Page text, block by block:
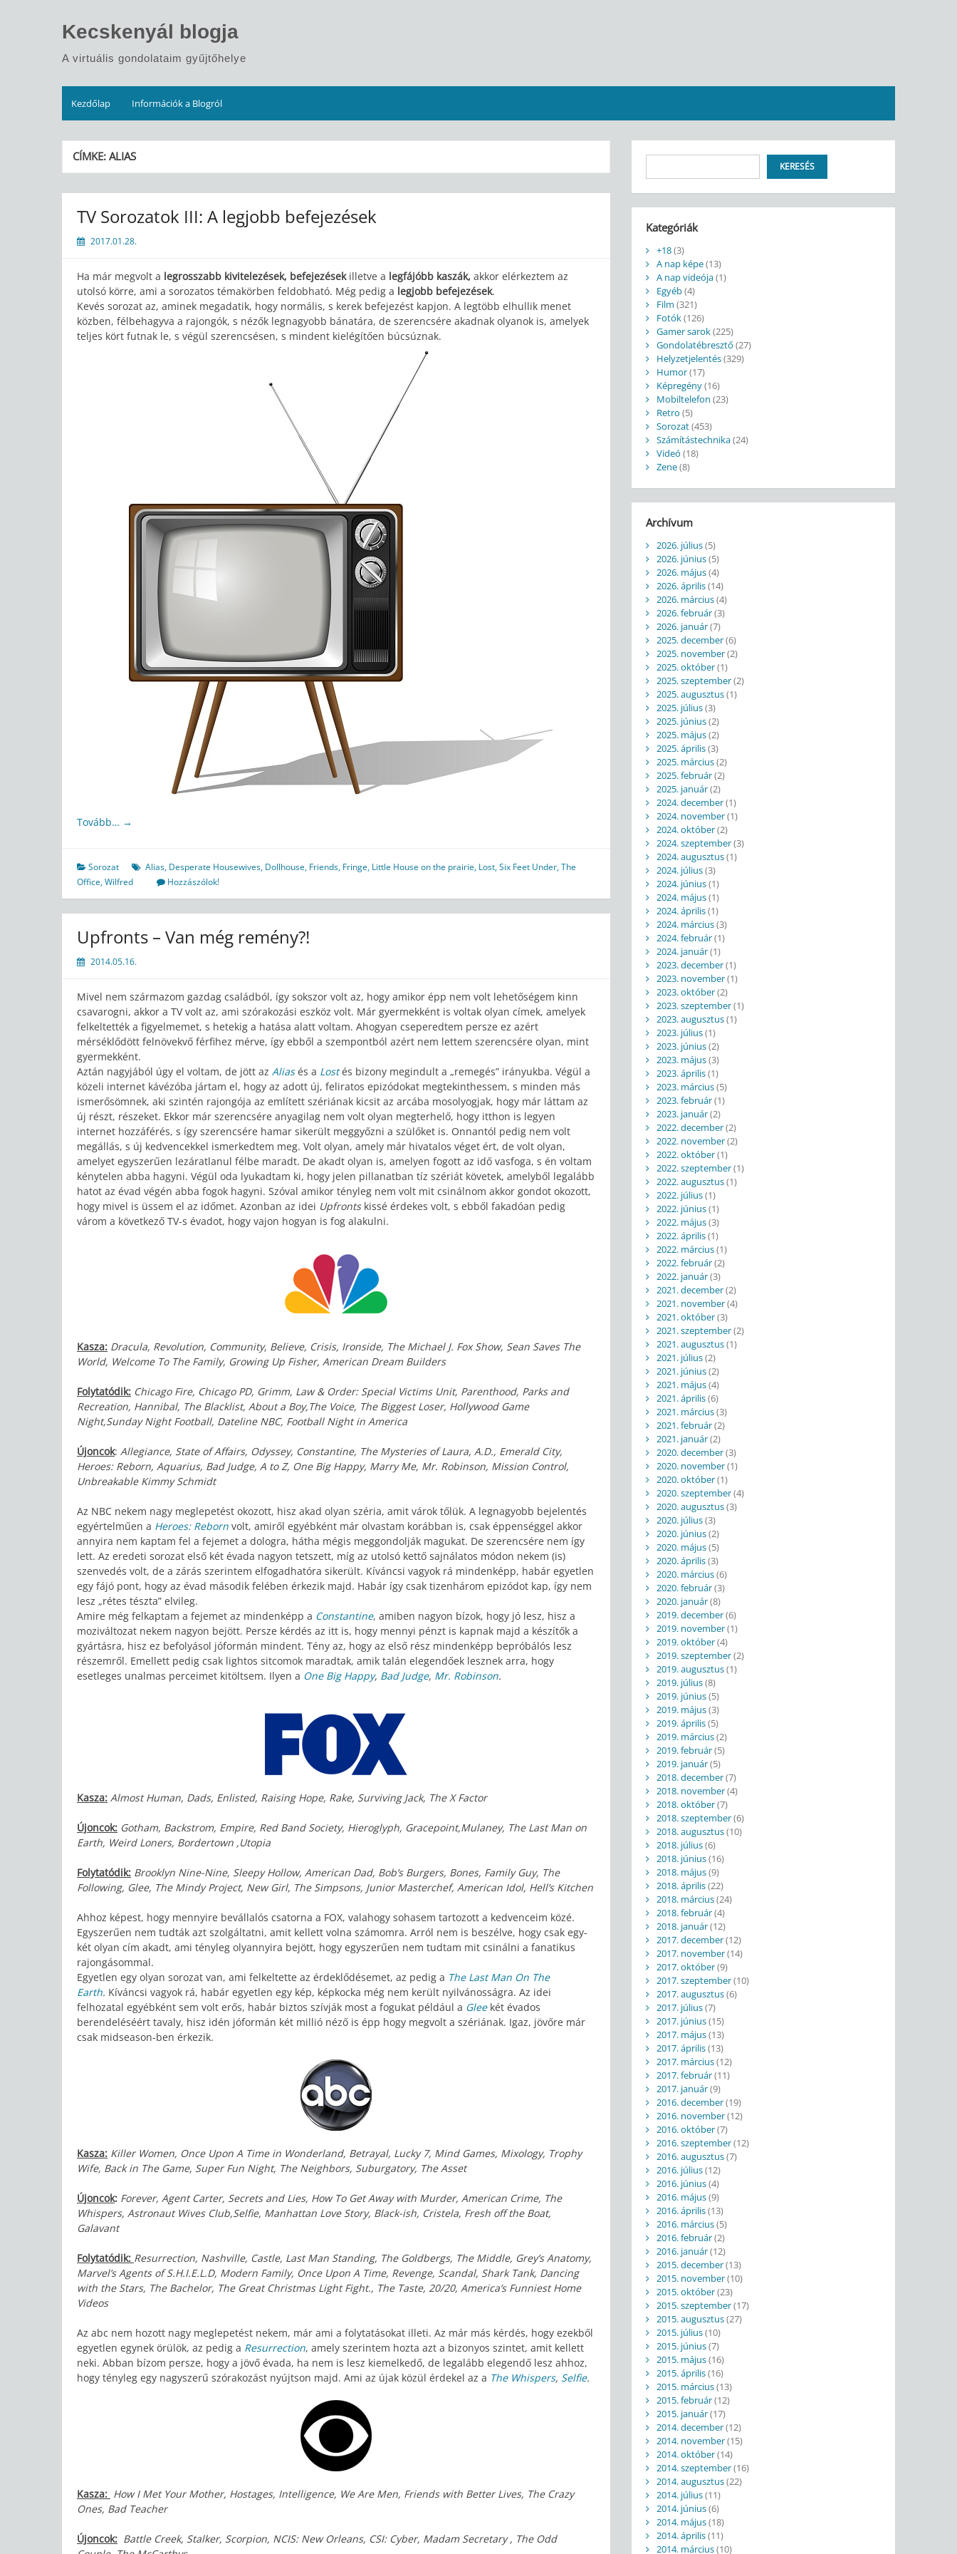
Kecskenyál blogja
A virtuális gondolataim gyűjtőhelye
Kezdőlap Információk a Blogról
CÍMKE:ALIAS
TV Sorozatok III: A legjobb befejezések
2017.01.28.
Ha már megvolt a legrosszabb kivitelezések, befejezések illetve a legfájóbb kaszák, akkor elérkeztem az
utolsó körre, ami a sorozatos témakörben feldobható. Még pedig a legjobb befejezések.
Kevés sorozat az, aminek megadatik, hogy normális, s kerek befejezést kapjon. A legtöbb elhullik menet
közben, félbehagyva a rajongók, s nézők legnagyobb bánatára, de szerencsére akadnak olyanok is, amelyek
teljes kört futnak le, s végül szerencsésen, s mindent kielégítően búcsúznak.
Tovább… →
Sorozat Alias, Desperate Housewives, Dollhouse, Friends, Fringe, Little House on the prairie, Lost,Six Feet Under,The
Office,Wilfred Hozzászólok!
Upfronts – Van még remény?!
2014.05.16.
Mivel nem származom gazdag családból, így sokszor volt az, hogy amikor épp nem volt lehetőségem kinn
csavarogni, akkor a TV volt az, ami szórakozási eszköz volt. Már gyermekként is voltak olyan címek, amelyek
felkeltették a figyelmemet, s hetekig a hatása alatt voltam. Ahogyan cseperedtem persze ez azért
mérséklődött felnövekvő férfihez mérve, így ebből a szempontból azért nem lettem szerencsére olyan, mint
gyermekként.
Aztán nagyjából úgy el voltam, de jött az Alias és a Lost és bizony megindult a „remegés” irányukba. Végül a
közeli internet kávézóba jártam el, hogy az adott új, feliratos epizódokat megtekinthessem, s minden más
ismerősömnek, aki szintén rajongója az említett szériának kicsit az arcába mosolyogjak, hogy már láttam az
új részt, részeket. Ekkor már szerencsére anyagilag nem volt olyan megterhelő, hogy itthon is legyen
internet hozzáférés, s így szerencsére hamar sikerült meggyőzni a szülőket is. Onnantól pedig nem volt
megállás, s új kedvencekkel ismerkedtem meg. Volt olyan, amely már hivatalos véget ért, de volt olyan,
amelyet egyszerűen lezáratlanul félbe maradt. De akadt olyan is, amelyen fogott az idő vasfoga, s én voltam
kénytelen abba hagyni. Végül oda lyukadtam ki, hogy jelen pillanatban tíz szériát követek, amelyből legalább
hatot az évad végén abba fogok hagyni. Szóval amikor tényleg nem volt mit csinálnom akkor gondot okozott,
hogy mivel is üssem el az időmet. Azonban az idei Upfrontskissé érdekes volt, s ebből fakadóan pedig
várom a következő TV-s évadot, hogy vajon hogyan is fog alakulni.
Kasza: Dracula, Revolution, Community, Believe, Crisis, Ironside, The Michael J. Fox Show, Sean Saves The
World, Welcome To The Family, Growing Up Fisher, American Dream Builders
Folytatódik: Chicago Fire, Chicago PD, Grimm, Law & Order: Special Victims Unit, Parenthood, Parks and
Recreation, Hannibal, The Blacklist, About a Boy,The Voice, The Biggest Loser, Hollywood Game
Night,Sunday Night Football, Dateline NBC, Football Night in America
Újoncok: Allegiance, State of Affairs, Odyssey, Constantine, The Mysteries of Laura, A.D., Emerald City,
Heroes: Reborn, Aquarius, Bad Judge, A to Z, One Big Happy, Marry Me, Mr. Robinson, Mission Control,
Unbreakable Kimmy Schmidt
Az NBC nekem nagy meglepetést okozott, hisz akad olyan széria, amit várok tőlük. A legnagyobb bejelentés
egyértelműen a Heroes: Reborn volt, amiről egyébként már olvastam korábban is, csak éppenséggel akkor
annyira nem kaptam fel a fejemet a dologra, hátha mégis meggondolják magukat. De szerencsére nem így
lett. Az eredeti sorozat első két évada nagyon tetszett, míg az utolsó kettő sajnálatos módon nekem (is)
szenvedés volt, de a zárás szerintem elfogadhatóra sikerült. Kíváncsi vagyok rá mindenképp, habár egyetlen
egy fájó pont, hogy az évad második felében érkezik majd. Habár így csak tizenhárom epizódot kap, így nem
lesz „rétes tészta” elvileg.
Amire még felkaptam a fejemet az mindenképp a Constantine, amiben nagyon bízok, hogy jó lesz, hisz a
moziváltozat nekem nagyon bejött. Persze kérdés az itt is, hogy mennyi pénzt is kapnak majd a készítők a
gyártásra, hisz ez befolyásol jóformán mindent. Tény az, hogy az első rész mindenképp bepróbálós lesz
részemről. Emellett pedig csak lightos sitcomok maradtak, amik talán elegendőek lesznek arra, hogy
esetleges unalmas perceimet kitöltsem. Ilyen a One Big Happy, Bad Judge, Mr. Robinson.
Kasza: Almost Human, Dads, Enlisted, Raising Hope, Rake, Surviving Jack, The X Factor
Újoncok: Gotham, Backstrom, Empire, Red Band Society, Hieroglyph, Gracepoint,Mulaney, The Last Man on
Earth, Weird Loners, Bordertown ,Utopia
Folytatódik: Brooklyn Nine-Nine, Sleepy Hollow, American Dad, Bob’s Burgers, Bones, Family Guy, The
Following, Glee, The Mindy Project, New Girl, The Simpsons, Junior Masterchef, American Idol, Hell’s Kitchen
Ahhoz képest, hogy mennyire bevállalós csatorna a FOX, valahogy sohasem tartozott a kedvenceim közé.
Egyszerűen nem tudták azt szolgáltatni, amit kellett volna számomra. Arról nem is beszélve, hogy csak egy-
két olyan cím akadt, ami tényleg olyannyira bejött, hogy egyszerűen nem tudtam mit csinálni a fanatikus
rajongásommal.
Egyetlen egy olyan sorozat van, ami felkeltette az érdeklődésemet, az pedig a The Last Man On The
Earth. Kíváncsi vagyok rá, habár egyetlen egy kép, képkocka még nem került nyilvánosságra. Az idei
felhozatal egyébként sem volt erős, habár biztos szívják most a fogukat például a Gleekét évados
berendeléséért tavaly, hisz idén jóformán két millió néző is épp hogy megvolt a szériának. Igaz, jövőre már
csak midseason-ben érkezik.
Kasza: Killer Women, Once Upon A Time in Wonderland, Betrayal, Lucky 7, Mind Games, Mixology, Trophy
Wife, Back in The Game, Super Fun Night, The Neighbors, Suburgatory, The Asset
Újoncok: Forever, Agent Carter, Secrets and Lies, How To Get Away with Murder, American Crime, The
Whispers, Astronaut Wives Club,Selfie, Manhattan Love Story, Black-ish, Cristela, Fresh off the Boat,
Galavant
Folytatódik: Resurrection, Nashville, Castle, Last Man Standing, The Goldbergs, The Middle, Grey’s Anatomy,
Marvel’s Agents of S.H.I.E.L.D, Modern Family, Once Upon A Time, Revenge, Scandal, Shark Tank, Dancing
with the Stars, The Bachelor, The Great Christmas Light Fight., The Taste, 20/20, America’s Funniest Home
Videos
Az abc nem hozott nagy meglepetést nekem, már ami a folytatásokat illeti. Az már más kérdés, hogy ezekből
egyetlen egynek örülök, az pedig a Resurrection, amely szerintem hozta azt a bizonyos szintet, amit kellett
neki. Abban bízom persze, hogy a jövő évada, ha nem is lesz kiemelkedő, de legalább elegendő lesz ahhoz,
hogy tényleg egy nagyszerű szórakozást nyújtson majd. Ami az újak közül érdekel az a The Whispers, Selfie.
Kasza: How I Met Your Mother, Hostages, Intelligence, We Are Men, Friends with Better Lives, The Crazy
Ones, Bad Teacher
Újoncok: Battle Creek, Stalker, Scorpion, NCIS: New Orleans, CSI: Cyber, Madam Secretary , The Odd
KERESÉS
Kategóriák
+18(3)
A nap képe(13)
A nap videója(1)
Egyéb(4)
Film (321)
Fotók(126)
Gamer sarok(225)
Gondolatébresztő (27)
Helyzetjelentés(329)
Humor(17)
Képregény(16)
Mobiltelefon (23)
Retro (5)
Sorozat(453)
Számítástechnika(24)
Videó (18)
Zene(8)
Archívum
2026. július(5)
2026. június(5)
2026. május(4)
2026. április(14)
2026. március(4)
2026. február(3)
2026. január(7)
2025. december(6)
2025. november(2)
2025. október(1)
2025. szeptember(2)
2025. augusztus(1)
2025. július(3)
2025. június(2)
2025. május(2)
2025. április(3)
2025. március(2)
2025. február(2)
2025. január(2)
2024. december(1)
2024. november(1)
2024. október(2)
2024. szeptember(3)
2024. augusztus(1)
2024. július(3)
2024. június(1)
2024. május(1)
2024. április(1)
2024. március(3)
2024. február(1)
2024. január(1)
2023. december(1)
2023. november(1)
2023. október(2)
2023. szeptember(1)
2023. augusztus(1)
2023. július(1)
2023. június(2)
2023. május(3)
2023. április(1)
2023. március(5)
2023. február(1)
2023. január(2)
2022. december(2)
2022. november(2)
2022. október(1)
2022. szeptember(1)
2022. augusztus(1)
2022. július(1)
2022. június(1)
2022. május(3)
2022. április(1)
2022. március(1)
2022. február(2)
2022. január(3)
2021. december(2)
2021. november(4)
2021. október(3)
2021. szeptember(2)
2021. augusztus(1)
2021. július(2)
2021. június(2)
2021. május(4)
2021. április(6)
2021. március(3)
2021. február(2)
2021. január(2)
2020. december(3)
2020. november(1)
2020. október(1)
2020. szeptember(4)
2020. augusztus(3)
2020. július(3)
2020. június(2)
2020. május(5)
2020. április(3)
2020. március(6)
2020. február(3)
2020. január(8)
2019. december(6)
2019. november(1)
2019. október(4)
2019. szeptember(2)
2019. augusztus(1)
2019. július(8)
2019. június(5)
2019. május(3)
2019. április(5)
2019. március(2)
2019. február(5)
2019. január(5)
2018. december(7)
2018. november(4)
2018. október(7)
2018. szeptember(6)
2018. augusztus(10)
2018. július(6)
2018. június(16)
2018. május(9)
2018. április(22)
2018. március(24)
2018. február(4)
2018. január(12)
2017. december(12)
2017. november(14)
2017. október(9)
2017. szeptember(10)
2017. augusztus(6)
2017. július(7)
2017. június(15)
2017. május(13)
2017. április(13)
2017. március(12)
2017. február(11)
2017. január(9)
2016. december(19)
2016. november(12)
2016. október(7)
2016. szeptember(12)
2016. augusztus(7)
2016. július(12)
2016. június(4)
2016. május(9)
2016. április(13)
2016. március(5)
2016. február(2)
2016. január(12)
2015. december(13)
2015. november(10)
2015. október(23)
2015. szeptember(17)
2015. augusztus(27)
2015. július(10)
2015. június(7)
2015. május(16)
2015. április(16)
2015. március(13)
2015. február(12)
2015. január(17)
2014. december(12)
2014. november(15)
2014. október(14)
2014. szeptember(16)
2014. augusztus(22)
2014. július(11)
2014. június(6)
2014. május(18)
2014. április(11)
2014. március(10)